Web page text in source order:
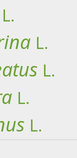
L.
L.
L.
L.
L.